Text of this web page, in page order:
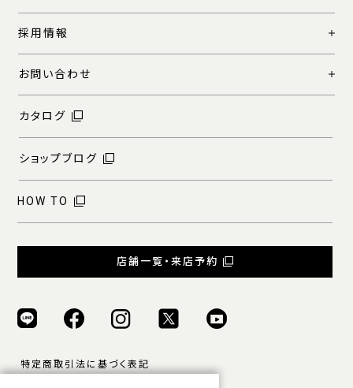
採用情報
お問い合わせ
カタログ
ショップブログ
HOW TO
店舗一覧・来店予約
特定商取引法に基づく表記